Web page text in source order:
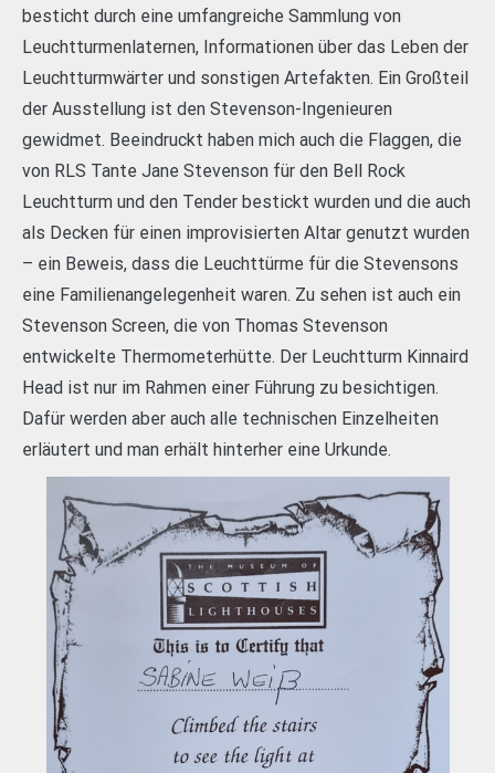
besticht durch eine umfangreiche Sammlung von
Leuchtturmenlaternen, Informationen über das Leben der
Leuchtturmwärter und sonstigen Artefakten. Ein Großteil
der Ausstellung ist den Stevenson-Ingenieuren
gewidmet. Beeindruckt haben mich auch die Flaggen, die
von RLS Tante Jane Stevenson für den Bell Rock
Leuchtturm und den Tender bestickt wurden und die auch
als Decken für einen improvisierten Altar genutzt wurden
– ein Beweis, dass die Leuchttürme für die Stevensons
eine Familienangelegenheit waren. Zu sehen ist auch ein
Stevenson Screen, die von Thomas Stevenson
entwickelte Thermometerhütte. Der Leuchtturm Kinnaird
Head ist nur im Rahmen einer Führung zu besichtigen.
Dafür werden aber auch alle technischen Einzelheiten
erläutert und man erhält hinterher eine Urkunde.